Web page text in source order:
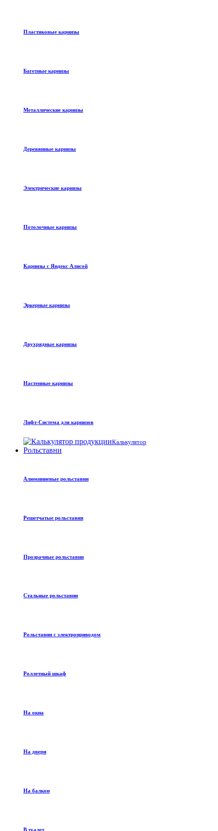
Пластиковые карнизы
Багетные карнизы
Металлические карнизы
Деревянные карнизы
Электрические карнизы
Потолочные карнизы
Карнизы с Яндекс Алисой
Эркерные карнизы
Двухрядные карнизы
Настенные карнизы
Лифт-Система для карнизов
Калькулятор
Рольставни
Алюминиевые рольставни
Решетчатые рольставни
Прозрачные рольставни
Стальные рольставни
Рольставни с электроприводом
Роллетный шкаф
На окна
На двери
На балкон
В туалет